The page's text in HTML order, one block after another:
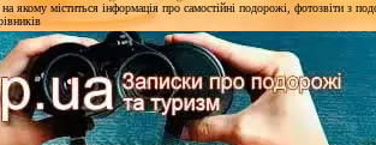
якому міститься інформація про самостійні подорожі, фотозвіти з